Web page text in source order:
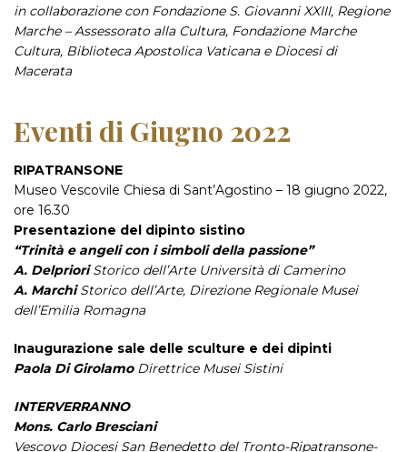
in collaborazione con Fondazione S. Giovanni XXIII, Regione
Marche – Assessorato alla Cultura, Fondazione Marche
Cultura, Biblioteca Apostolica Vaticana e Diocesi di
Macerata
Eventi di Giugno 2022
RIPATRANSONE
Museo Vescovile Chiesa di Sant’Agostino – 18 giugno 2022,
ore 16.30
Presentazione del dipinto sistino
“Trinità e angeli con i simboli della passione”
A. DelprioriStorico dell’Arte Università di Camerino
A. MarchiStorico dell’Arte, Direzione Regionale Musei
dell’Emilia Romagna
Inaugurazione sale delle sculture e dei dipinti
Paola Di GirolamoDirettrice Musei Sistini
INTERVERRANNO
Mons. Carlo Bresciani
Vescovo Diocesi San Benedetto del Tronto-Ripatransone-